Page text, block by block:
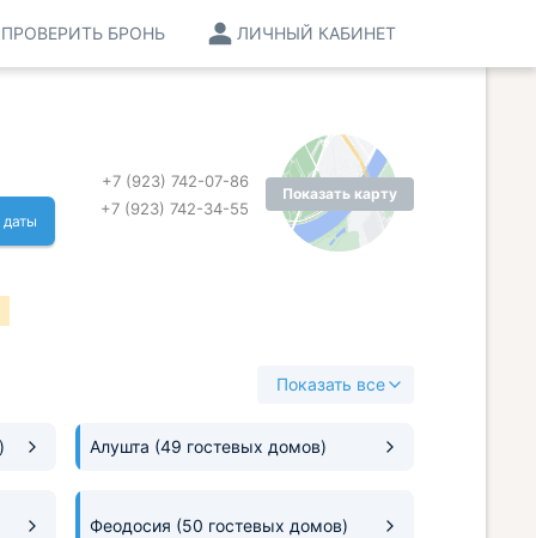
ЛИЧНЫЙ КАБИНЕТ
ПРОВЕРИТЬ БРОНЬ
Показать карту
+7 (923) 742-07-86
+7 (923) 742-34-55
Показать все
Алушта (49 гостевых домов)
Феодосия (50 гостевых домов)